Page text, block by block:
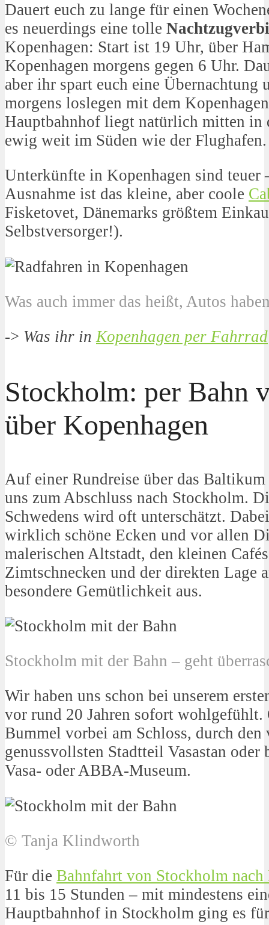
Dauert euch zu lange für einen
es neuerdings eine tolle
Kopenhagen: Start ist 19 Uhr, über
Kopenhagen morgens gegen 6 Uhr.
aber ihr spart euch eine Übernachtung
morgens loslegen mit dem
Hauptbahnhof liegt natürlich mitten in
ewig weit im Süden wie der Flughafen.
Unterkünfte in Kopenhagen sind teuer
Ausnahme ist das kleine, aber coole
Fisketovet, Dänemarks größtem
Selbstversorger!).
Was auch immer das heißt, Autos
-> Was ihr in Kopenhagen per Fahrrad
Stockholm: per Bahn
über Kopenhagen
Auf einer Rundreise über das
uns zum Abschluss nach Stockholm.
Schwedens wird oft unterschätzt.
wirklich schöne Ecken und vor allen
malerischen Altstadt, den kleinen
Zimtschnecken und der direkten Lage
besondere Gemütlichkeit aus.
Stockholm mit der Bahn – geht
Wir haben uns schon bei unserem
vor rund 20 Jahren sofort wohlgefühlt.
Bummel vorbei am Schloss, durch
genussvollsten Stadtteil Vasastan oder
Vasa- oder ABBA-Museum.
© Tanja Klindworth
Für die Bahnfahrt von Stockholm nach
11 bis 15 Stunden – mit mindestens
Hauptbahnhof in Stockholm ging es